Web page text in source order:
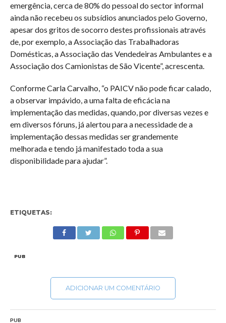
emergência, cerca de 80% do pessoal do sector informal
ainda não recebeu os subsídios anunciados pelo Governo,
apesar dos gritos de socorro destes profissionais através
de, por exemplo, a Associação das Trabalhadoras
Domésticas, a Associação das Vendedeiras Ambulantes e a
Associação dos Camionistas de São Vicente”, acrescenta.
Conforme Carla Carvalho, “o PAICV não pode ficar calado,
a observar impávido, a uma falta de eficácia na
implementação das medidas, quando, por diversas vezes e
em diversos fóruns, já alertou para a necessidade de a
implementação dessas medidas ser grandemente
melhorada e tendo já manifestado toda a sua
disponibilidade para ajudar”.
ETIQUETAS:
PUB
ADICIONAR UM COMENTÁRIO
PUB